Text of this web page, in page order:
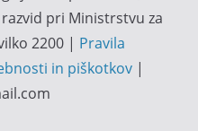
pri Ministrstvu za
2200 | Pravila
in piškotkov|